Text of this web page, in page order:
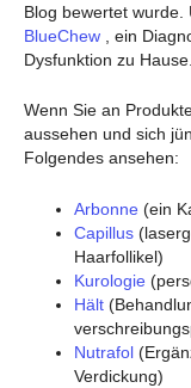
Blog bewertet wurde.
BlueChew , ein
Dysfunktion zu Hause.
Wenn Sie an
aussehen und sich
Folgendes ansehen:
Arbonne (ein
Capillus
Haarfollikel)
Kurologie
Hält
Nutrafol
Verdickung)